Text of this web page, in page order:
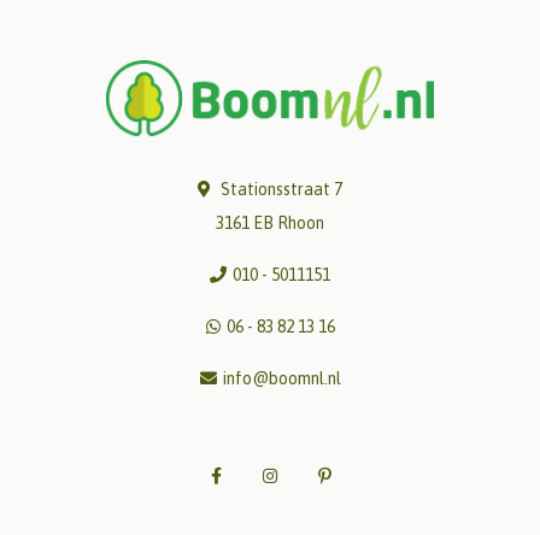
Stationsstraat 7
3161 EB Rhoon
010 - 5011151
06 - 83 82 13 16
info@boomnl.nl